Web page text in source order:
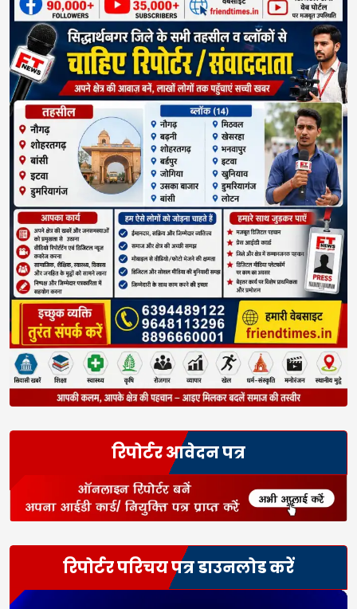
रिपोर्टर आवेदन पत्र
रिपोर्टर परिचय पत्र डाउनलोड करें